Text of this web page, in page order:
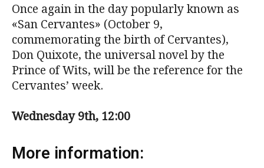
Once again in the day popularly known as
«San Cervantes» (October 9,
commemorating the birth of Cervantes),
Don Quixote, the universal novel by the
Prince of Wits, will be the reference for the
Cervantes’ week.
Wednesday 9th, 12:00
More information: